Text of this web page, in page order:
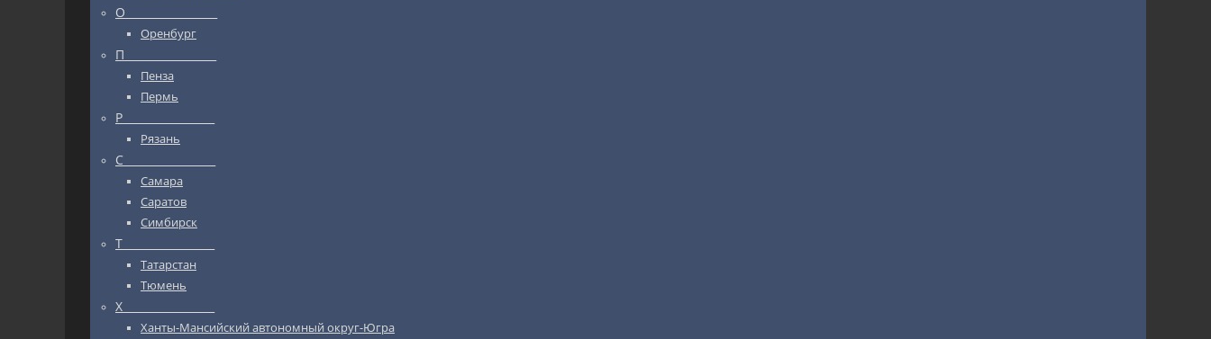
О_________________
Оренбург
П_________________
Пенза
Пермь
Р_________________
Рязань
С_________________
Самара
Саратов
Симбирск
Т_________________
Татарстан
Тюмень
Х_________________
Ханты-Мансийский автономный округ-Югра